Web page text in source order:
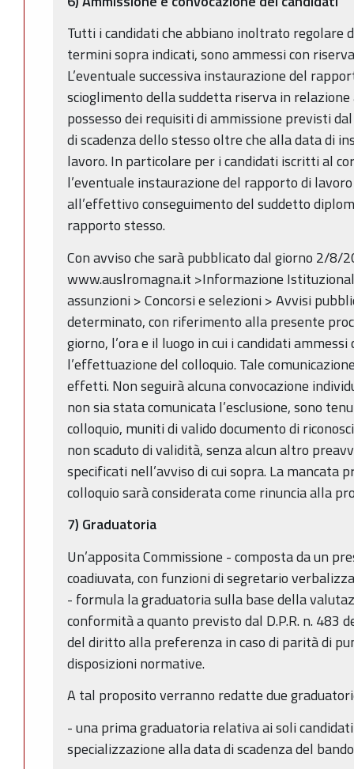
Tutti i candidati che abbiano inoltrato regolare
termini sopra indicati, sono ammessi con
L’eventuale successiva instaurazione del
scioglimento della suddetta riserva in
possesso dei requisiti di ammissione previsti
di scadenza dello stesso oltre che alla data di
lavoro. In particolare per i candidati iscritti al
l’eventuale instaurazione del rapporto di
all’effettivo conseguimento del suddetto
rapporto stesso.
Con avviso che sarà pubblicato dal giorno 2/8/
www.auslromagna.it >Informazione
assunzioni > Concorsi e selezioni > Avvisi
determinato, con riferimento alla presente
giorno, l’ora e il luogo in cui i candidati
l’effettuazione del colloquio. Tale
effetti. Non seguirà alcuna convocazione
non sia stata comunicata l’esclusione, sono
colloquio, muniti di valido documento di
non scaduto di validità, senza alcun altro
specificati nell’avviso di cui sopra. La mancata
colloquio sarà considerata come rinuncia alla
7) Graduatoria
Un’apposita Commissione - composta da un
coadiuvata, con funzioni di segretario
- formula la graduatoria sulla base della
conformità a quanto previsto dal D.P.R. n. 483
del diritto alla preferenza in caso di parità di
disposizioni normative.
A tal proposito verranno redatte due
- una prima graduatoria relativa ai soli
specializzazione alla data di scadenza del